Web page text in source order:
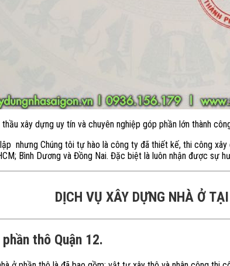
thầu xây dựng uy tín và chuyên nghiệp góp phần lớn thành
nhưng Chúng tôi tự hào là công ty đã thiết kế, thi công
Bình Dương và Đồng Nai. Đặc biệt là luôn nhận được sự
DỊCH VỤ XÂY DỰNG NHÀ Ở
thô Quận 12.